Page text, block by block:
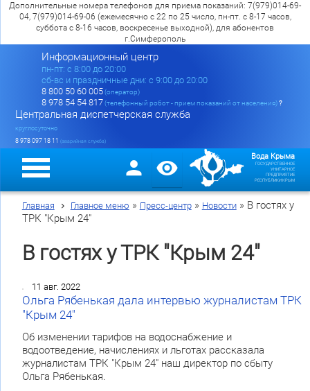
Дополнительные номера телефонов для приема показаний: 7(979)014-69-
04, 7(979)014-69-06 (ежемесячно с 22 по 25 число, пн-пт. с 8-17 часов,
суббота с 8-16 часов, воскресенье выходной), для абонентов
г.Симферополь
Информационный центр
пн-пт: c 8:00 до 20:00
сб-вс и праздничные дни: с 9:00 до 20:00
8 800 50 60 005(оператор)
8 978 54 54 817(телефонный робот - прием показаний от населения)?
Центральная диспетчерская служба
круглосуточно
8 978 097 18 11 (аварийная служба)
Вода Крыма
ГОСУДАРСТВЕННОЕ
УНИТАРНОЕ
ПРЕДПРИЯТИЕ
РЕСПУБЛИКИ КРЫМ
Главная Главное меню » Пресс-центр» Новости» В гостях у
ТРК "Крым 24"
В гостях у ТРК "Крым 24"
11 авг. 2022
Ольга Рябенькая дала интервью журналистам ТРК
"Крым 24"
Об изменении тарифов на водоснабжение и
водоотведение, начислениях и льготах рассказала
журналистам ТРК "Крым 24" наш директор по сбыту
Ольга Рябенькая.